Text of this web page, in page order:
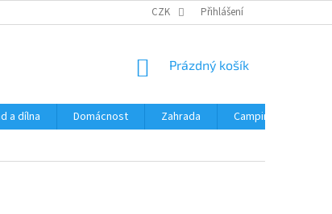
CZK Přihlášení
NÁKUPNÍ
Prázdný košík
a dílna Domácnost Zahrada Camping